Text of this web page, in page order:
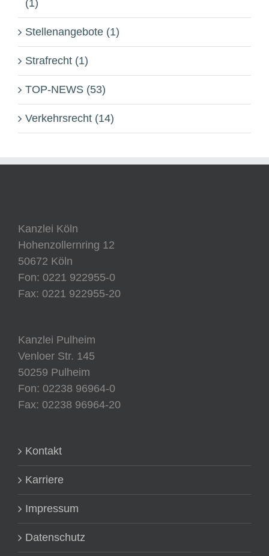
(1)
Stellenangebote (1)
Strafrecht (1)
TOP-NEWS (53)
Verkehrsrecht (14)
Kanzlei Köln
Hohenzollernring 12
50672 Köln
Fon: 0221 922955-0
Fax: 0221 922955-20
Kanzlei Pulheim
Venloer Str. 145
50259 Pulheim
Fon: 02238 96964-0
Fax: 02238 96964-20
Kontakt
Karriere
Impressum
Datenschutz